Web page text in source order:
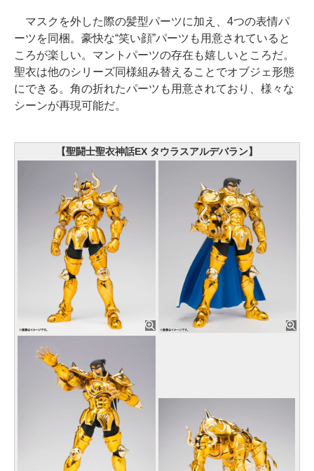
マスクを外した際の髪型パーツに加え、4つの表情パ
ーツを同梱。豪快な“笑い顔”パーツも用意されていると
ころが楽しい。マントパーツの存在も嬉しいところだ。
聖衣は他のシリーズ同様組み替えることでオブジェ形態
にできる。角の折れたパーツも用意されており、様々な
シーンが再現可能だ。
【聖闘士聖衣神話EX タウラスアルデバラン】